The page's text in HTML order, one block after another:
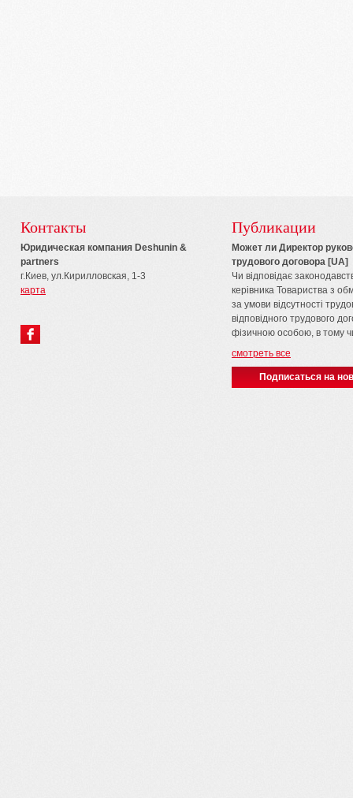
Контакты
Юридическая компания Deshunin &
partners
г.Киев, ул.Кирилловская, 1-3
карта
Публикации
Может ли Директор
трудового договора [UA]
Чи відповідає
керівника Товариства з
за умови відсутності
відповідного трудового
фізичною особою, в тому
смотреть все
Подписаться на